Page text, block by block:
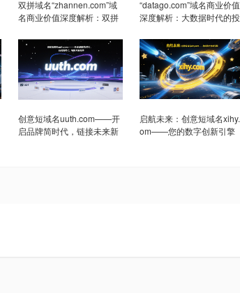
双拼域名“zhannen.com”域
名商业价值深度解析：双拼
“datago.com”域名商业价值
深度解析：大数据时代的投
创意短域名uuth.com——开
启品牌简时代，链接未来新
启航未来：创意短域名
om——您的数字创新引擎